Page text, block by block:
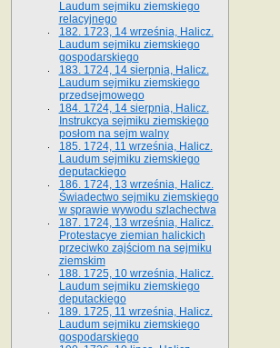
Laudum sejmiku ziemskiego
relacyjnego
182. 1723, 14 września, Halicz.
Laudum sejmiku ziemskiego
gospodarskiego
183. 1724, 14 sierpnia, Halicz.
Laudum sejmiku ziemskiego
przedsejmowego
184. 1724, 14 sierpnia, Halicz.
Instrukcya sejmiku ziemskiego
posłom na sejm walny
185. 1724, 11 września, Halicz.
Laudum sejmiku ziemskiego
deputackiego
186. 1724, 13 września, Halicz.
Świadectwo sejmiku ziemskiego
w sprawie wywodu szlachectwa
187. 1724, 13 września, Halicz.
Protestacye ziemian halickich
przeciwko zajściom na sejmiku
ziemskim
188. 1725, 10 września, Halicz.
Laudum sejmiku ziemskiego
deputackiego
189. 1725, 11 września, Halicz.
Laudum sejmiku ziemskiego
gospodarskiego